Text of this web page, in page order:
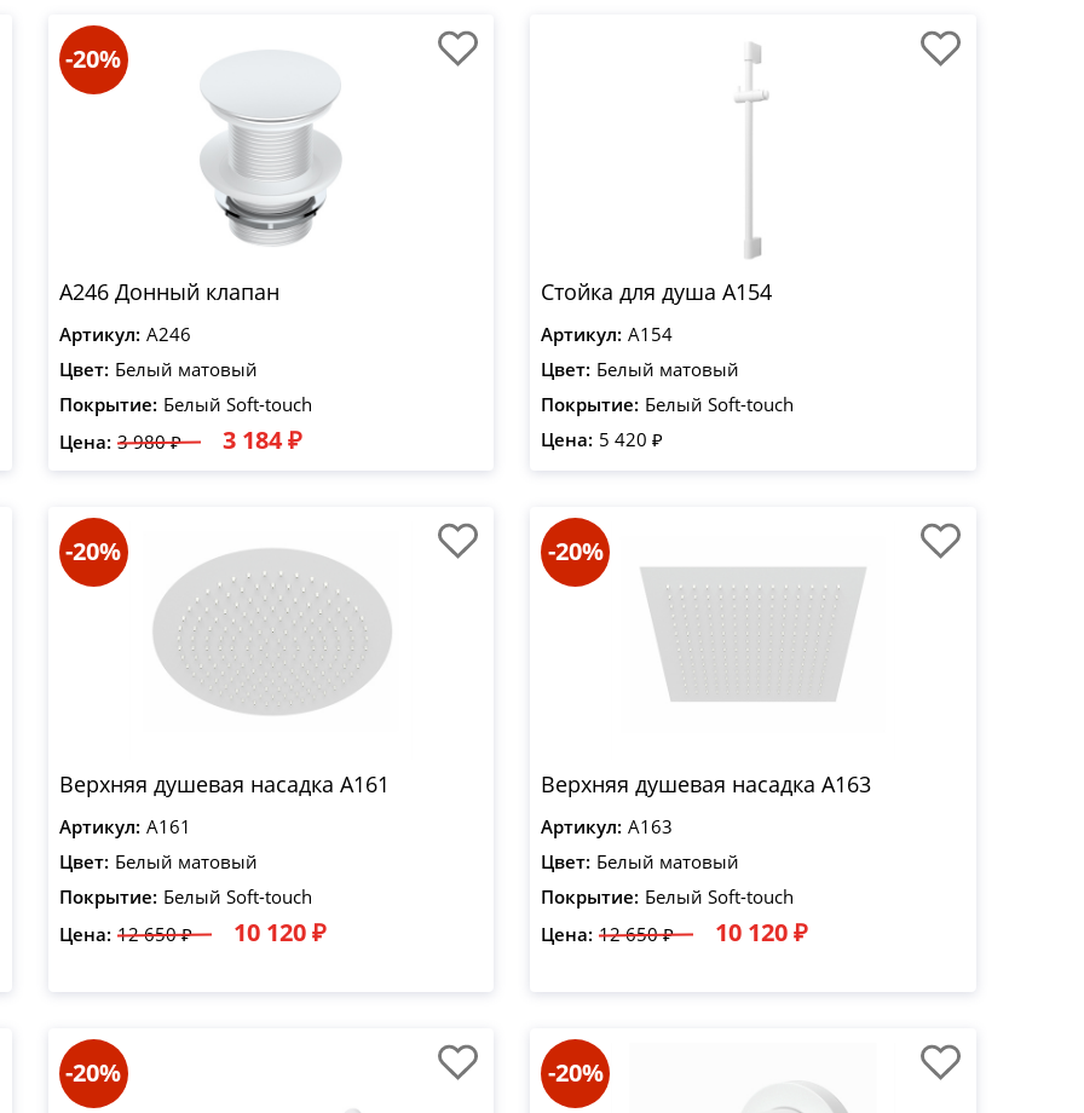
-20%
A246 Донный клапан
Артикул: A246
Цвет: Белый матовый
Покрытие: Белый Soft-touch
Цена: 3 980 ₽ 3 184 ₽
Стойка для душа A154
Артикул: A154
Цвет: Белый матовый
Покрытие: Белый Soft-touch
Цена: 5 420 ₽
-20%
Верхняя душевая насадка A161
Артикул: A161
Цвет: Белый матовый
Покрытие: Белый Soft-touch
Цена: 12 650 ₽ 10 120 ₽
-20%
Верхняя душевая насадка A163
Артикул: A163
Цвет: Белый матовый
Покрытие: Белый Soft-touch
Цена: 12 650 ₽ 10 120 ₽
-20% -20%